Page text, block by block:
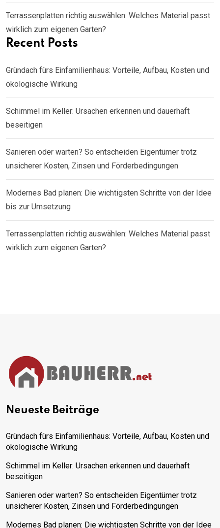
Terrassenplatten richtig auswählen: Welches Material passt
wirklich zum eigenen Garten?
Recent Posts
Gründach fürs Einfamilienhaus: Vorteile, Aufbau, Kosten und
ökologische Wirkung
Schimmel im Keller: Ursachen erkennen und dauerhaft
beseitigen
Sanieren oder warten? So entscheiden Eigentümer trotz
unsicherer Kosten, Zinsen und Förderbedingungen
Modernes Bad planen: Die wichtigsten Schritte von der Idee
bis zur Umsetzung
Terrassenplatten richtig auswählen: Welches Material passt
wirklich zum eigenen Garten?
Neueste Beiträge
Gründach fürs Einfamilienhaus: Vorteile, Aufbau, Kosten und
ökologische Wirkung
Schimmel im Keller: Ursachen erkennen und dauerhaft
beseitigen
Sanieren oder warten? So entscheiden Eigentümer trotz
unsicherer Kosten, Zinsen und Förderbedingungen
Modernes Bad planen: Die wichtigsten Schritte von der Idee